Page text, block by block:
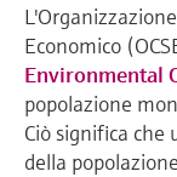
Economico
Environmental
popolazione
Ciò significa
della